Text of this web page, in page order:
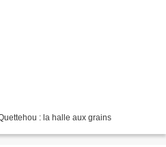
: la halle aux grains